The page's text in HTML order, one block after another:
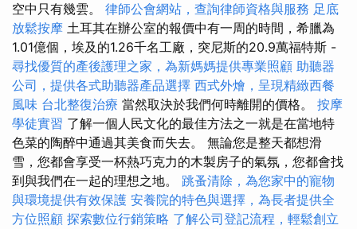
空中只有幾雲。 律師公會網站，查詢律師資格與服務 足底
放鬆按摩 土耳其在辦公室的報價中有一周的時間，希臘為
1.01億個，埃及的1.26千名工廠，突尼斯的20.9萬福特斯 -
尋找優質的產後護理之家，為新媽媽提供專業照顧 助聽器
公司，提供各式助聽器產品選擇 西式外燴，呈現精緻西餐
風味 台北整復治療 當然取決於我們何時離開的價格。 按摩
學徒實習 了解一個人民文化的最佳方法之一就是在當地特
色菜的陶醉中通過其美食而失去。 無論您是整天都想滑
雪，您都會享受一杯熱巧克力的木製房子的氣氛，您都會找
到與我們在一起的理想之地。 跳蚤清除，為您家中的寵物
與環境提供有效保護 安養院的特色與選擇，為長者提供全
方位照顧 探索數位行銷策略 了解公司登記流程，輕鬆創立